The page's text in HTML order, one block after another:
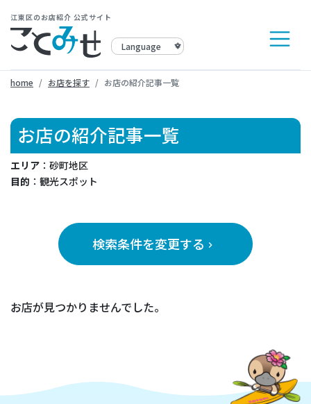
江東区のお店紹介 公式サイト
home お店を探す お店の紹介記事一覧
お店の紹介記事一覧
エリア ：砂町地区
目的 ：観光スポット
検索条件を変更する keyboard_arrow_right
お店が見つかりませんでした。